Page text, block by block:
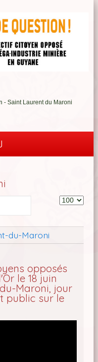
- Saint Laurent du Maroni
du-Maroni
opposés
le 18 juin
Maroni, jour
public sur le